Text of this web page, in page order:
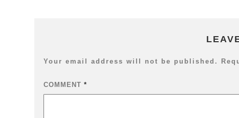
Your email address will not be published.
COMMENT*